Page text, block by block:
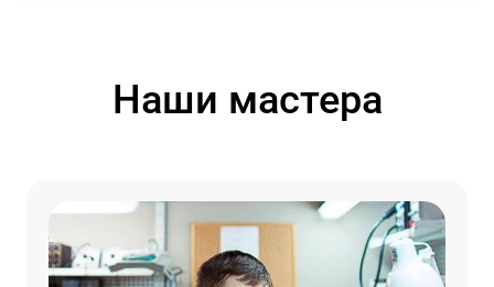
Наши мастера